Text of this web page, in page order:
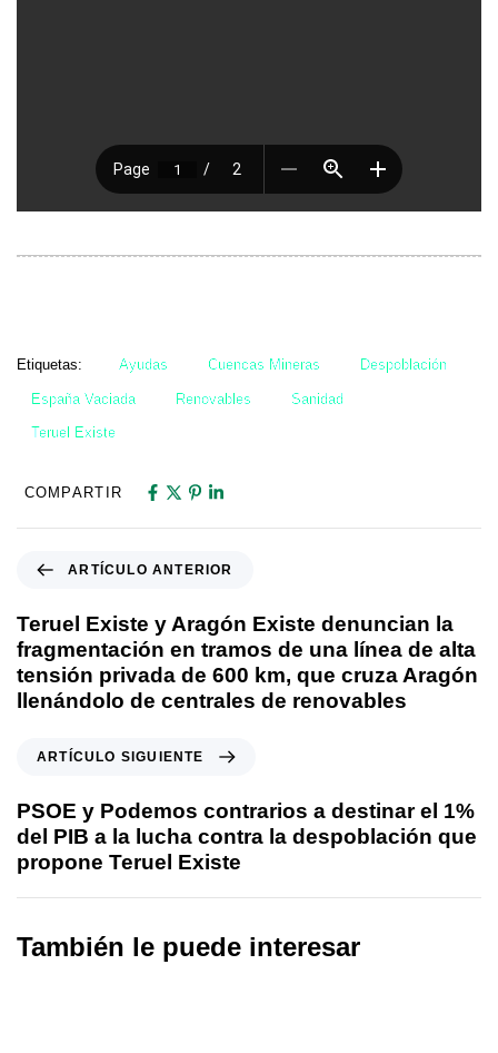
Etiquetas: Ayudas Cuencas Mineras Despoblación
España Vaciada Renovables Sanidad
Teruel Existe
COMPARTIR
ARTÍCULO ANTERIOR
Teruel Existe y Aragón Existe denuncian la
fragmentación en tramos de una línea de alta
tensión privada de 600 km, que cruza Aragón
llenándolo de centrales de renovables
ARTÍCULO SIGUIENTE
PSOE y Podemos contrarios a destinar el 1%
del PIB a la lucha contra la despoblación que
propone Teruel Existe
También le puede interesar